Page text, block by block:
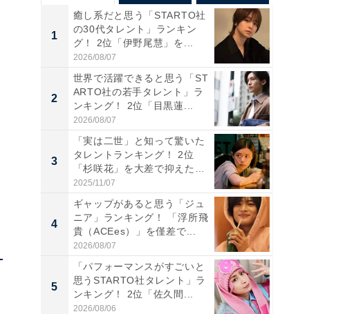
1
癒し系だと思う「STARTO社
の30代タレント」ランキン
グ！ 2位「伊野尾慧」を...
2026/08/07
2
世界で活躍できると思う「ST
ARTO社の若手タレント」ラ
ンキング！ 2位「目黒蓮...
2026/08/07
3
「実は二世」と知って驚いた
タレントランキング！ 2位
「杉咲花」を大差で抑えた1
位...
2025/11/07
4
ギャップがあると思う「ジュ
ニア」ランキング！ 「浮所飛
貴（ACEes）」を僅差で...
2026/08/07
5
「パフォーマンスがすごいと
思うSTARTO社タレント」ラ
ンキング！ 2位「佐久間...
2026/08/06